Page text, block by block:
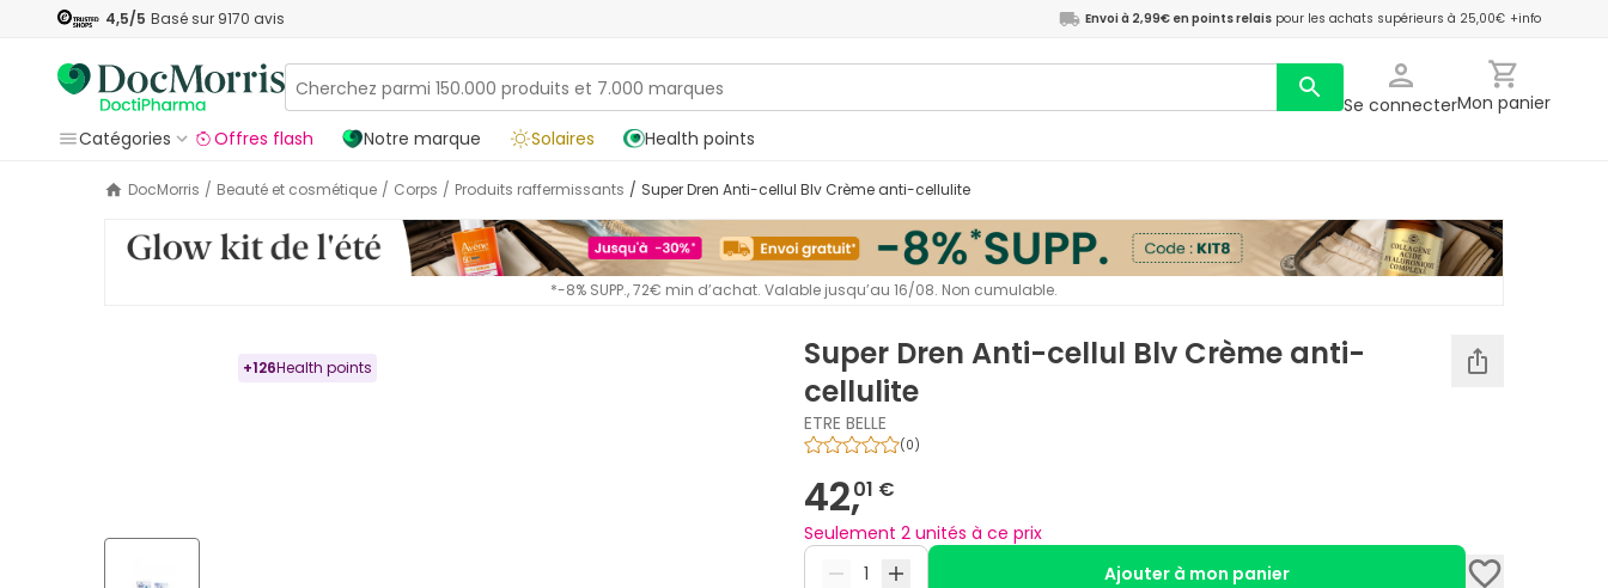
4,5/5 Basé sur 9170 avis Envoi à 2,99€ en points relais pour les achats supérieurs à 25,00€ +info
Se connecterMon panier
Catégories
Offres flash Notre marque Solaires Health points
DocMorris / Beauté et cosmétique / Corps / Produits raffermissants / Super Dren Anti-cellul Blv Crème anti-cellulite
*-8% SUPP., 72€ min d’achat. Valable jusqu’au 16/08. Non cumulable.
+126Health points
Super Dren Anti-cellul Blv Crème anti-
cellulite
ETRE BELLE
(0)
42,01 €
Seulement 2 unités à ce prix
Ajouter à mon panier